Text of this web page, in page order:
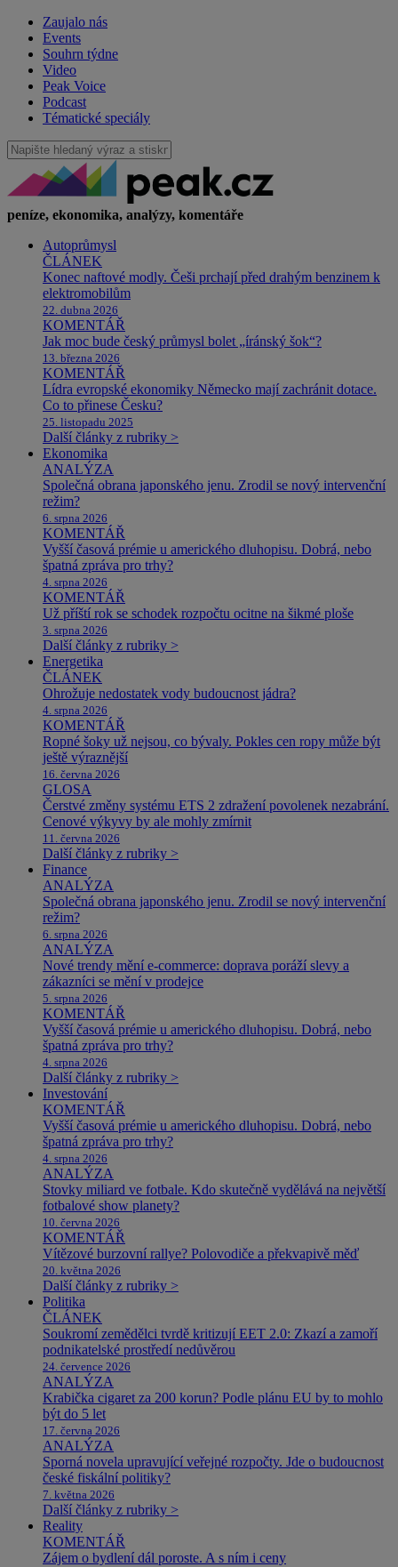
Zaujalo nás
Events
Souhrn týdne
Video
Peak Voice
Podcast
Tématické speciály
peníze, ekonomika, analýzy, komentáře
Autoprůmysl
ČLÁNEK
Konec naftové modly. Češi prchají před drahým benzinem k
elektromobilům
22. dubna 2026
KOMENTÁŘ
Jak moc bude český průmysl bolet „íránský šok“?
13. března 2026
KOMENTÁŘ
Lídra evropské ekonomiky Německo mají zachránit dotace.
Co to přinese Česku?
25. listopadu 2025
Další články z rubriky >
Ekonomika
ANALÝZA
Společná obrana japonského jenu. Zrodil se nový intervenční
režim?
6. srpna 2026
KOMENTÁŘ
Vyšší časová prémie u amerického dluhopisu. Dobrá, nebo
špatná zpráva pro trhy?
4. srpna 2026
KOMENTÁŘ
Už příští rok se schodek rozpočtu ocitne na šikmé ploše
3. srpna 2026
Další články z rubriky >
Energetika
ČLÁNEK
Ohrožuje nedostatek vody budoucnost jádra?
4. srpna 2026
KOMENTÁŘ
Ropné šoky už nejsou, co bývaly. Pokles cen ropy může být
ještě výraznější
16. června 2026
GLOSA
Čerstvé změny systému ETS 2 zdražení povolenek nezabrání.
Cenové výkyvy by ale mohly zmírnit
11. června 2026
Další články z rubriky >
Finance
ANALÝZA
Společná obrana japonského jenu. Zrodil se nový intervenční
režim?
6. srpna 2026
ANALÝZA
Nové trendy mění e-commerce: doprava poráží slevy a
zákazníci se mění v prodejce
5. srpna 2026
KOMENTÁŘ
Vyšší časová prémie u amerického dluhopisu. Dobrá, nebo
špatná zpráva pro trhy?
4. srpna 2026
Další články z rubriky >
Investování
KOMENTÁŘ
Vyšší časová prémie u amerického dluhopisu. Dobrá, nebo
špatná zpráva pro trhy?
4. srpna 2026
ANALÝZA
Stovky miliard ve fotbale. Kdo skutečně vydělává na největší
fotbalové show planety?
10. června 2026
KOMENTÁŘ
Vítězové burzovní rallye? Polovodiče a překvapivě měď
20. května 2026
Další články z rubriky >
Politika
ČLÁNEK
Soukromí zemědělci tvrdě kritizují EET 2.0: Zkazí a zamoří
podnikatelské prostředí nedůvěrou
24. července 2026
ANALÝZA
Krabička cigaret za 200 korun? Podle plánu EU by to mohlo
být do 5 let
17. června 2026
ANALÝZA
Sporná novela upravující veřejné rozpočty. Jde o budoucnost
české fiskální politiky?
7. května 2026
Další články z rubriky >
Reality
KOMENTÁŘ
Zájem o bydlení dál poroste. A s ním i ceny